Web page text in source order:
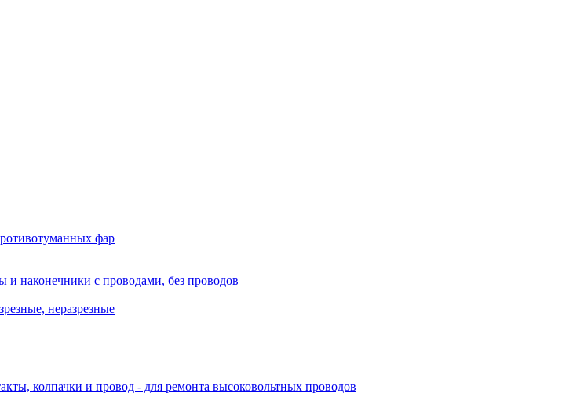
фар
и наконечники с проводами, без проводов
неразрезные
колпачки и провод - для ремонта высоковольтных проводов